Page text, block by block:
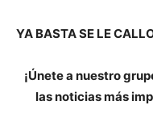
YA BASTA SE LE
¡Únete a nuestro
las noticias más